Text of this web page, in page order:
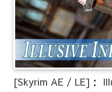
[Skyrim AE / LE]：